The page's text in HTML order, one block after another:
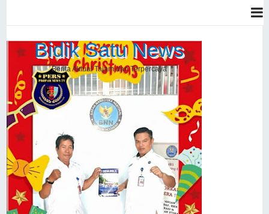
Bidik Satu News
Berita Aktual Tajam dan Terpercaya